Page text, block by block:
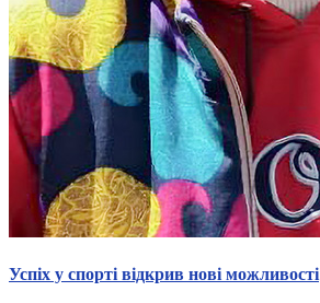
Успіх у спорті відкрив нові можливості